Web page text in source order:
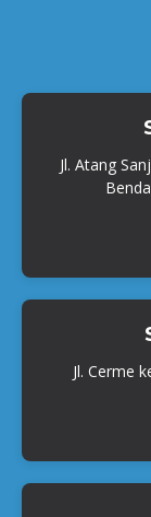
Jl. Atang
Jl. Cerme